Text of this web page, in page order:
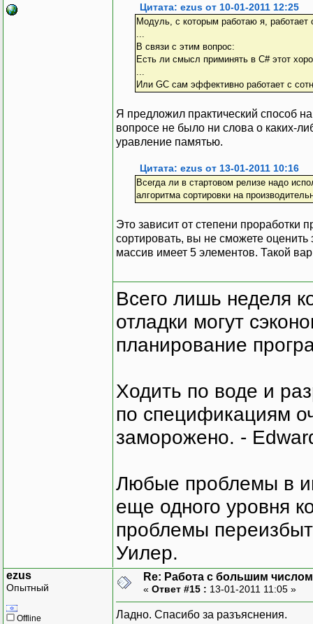
Цитата: ezus от 10-01-2011 12:25
Модуль, с которым работаю я, работает
В связи с этим вопрос:
Есть ли смысл приминять в С# этот
Или GC сам эффективно работает с
Я предложил практический способ
вопросе не было ни слова о каких-
уравление памятью.
Цитата: ezus от 13-01-2011 10:16
Всегда ли в стартовом релизе надо
алгоритма сортировки на
Это зависит от степени проработки
сортировать, вы не сможете оценить
массив имеет 5 элементов. Такой
Всего лишь неделя
отладки могут
планирование
Ходить по воде и
по спецификациям
заморожено. -
Любые проблемы в
еще одного уровня
проблемы
Уилер.
ezus
Опытный
Offline
Re: Работа с большим
« Ответ #15 : 13-01-2011 11:05 »
Ладно. Спасибо за разъяснения.